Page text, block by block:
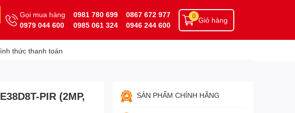
Gọi mua hàng
0979 044 600
0981 780 699
0985 061 324
0867 672 977
0946 244 600
Giỏ hàng
0
thức thanh toán
PIR (2MP,
SẢN PHẨM CHÍNH HÃNG